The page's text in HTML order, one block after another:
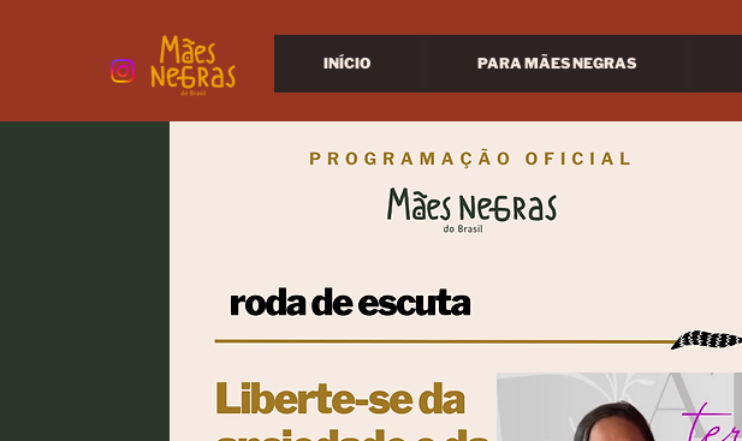
INÍCIO PARA MÃES NEGRAS